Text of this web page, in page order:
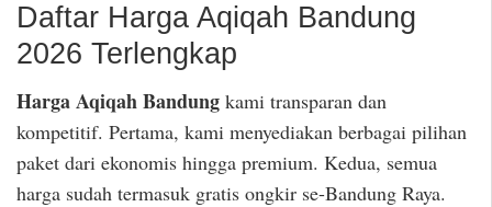
Daftar Harga Aqiqah Bandung
2026 Terlengkap
Harga Aqiqah Bandung kami transparan dan
kompetitif. Pertama, kami menyediakan berbagai pilihan
paket dari ekonomis hingga premium. Kedua, semua
harga sudah termasuk gratis ongkir se-Bandung Raya.